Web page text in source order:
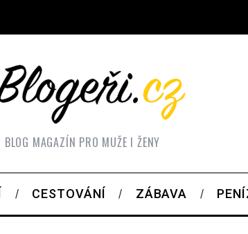
BLOG MAGAZÍN PRO MUŽE I ŽENY
CESTOVÁNÍ ZÁBAVA